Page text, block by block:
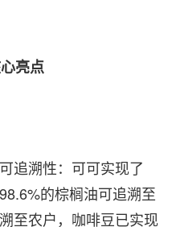
亮点
追溯性：可可实现了
的棕榈油可追溯至
至农户，咖啡豆已实现